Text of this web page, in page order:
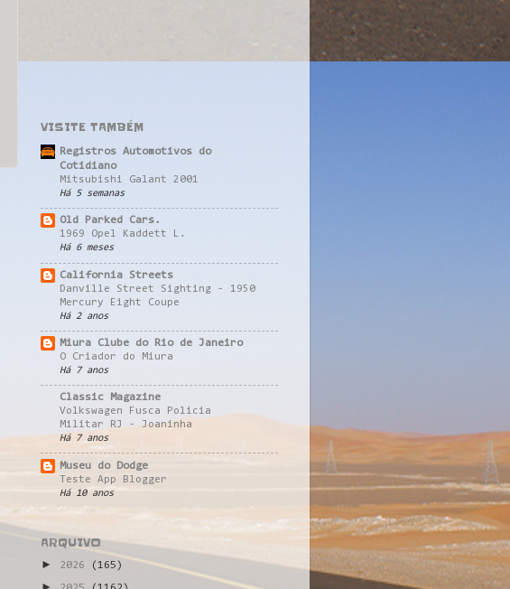
VISITE TAMBÉM
Registros Automotivos do
Cotidiano
Mitsubishi Galant 2001
Há 5 semanas
Old Parked Cars.
1969 Opel Kaddett L.
Há 6 meses
California Streets
Danville Street Sighting - 1950
Mercury Eight Coupe
Há 2 anos
Miura Clube do Rio de Janeiro
O Criador do Miura
Há 7 anos
Classic Magazine
Volkswagen Fusca Policia
Militar RJ - Joaninha
Há 7 anos
Museu do Dodge
Teste App Blogger
Há 10 anos
ARQUIVO
► 2026 (165)